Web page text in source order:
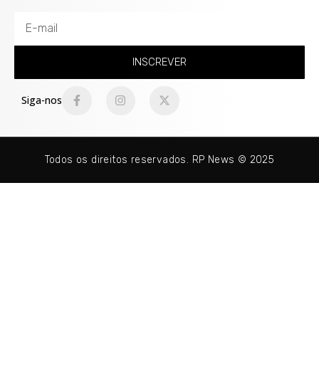
INSCREVER
Siga-nos
Todos os direitos reservados. RP News © 2025